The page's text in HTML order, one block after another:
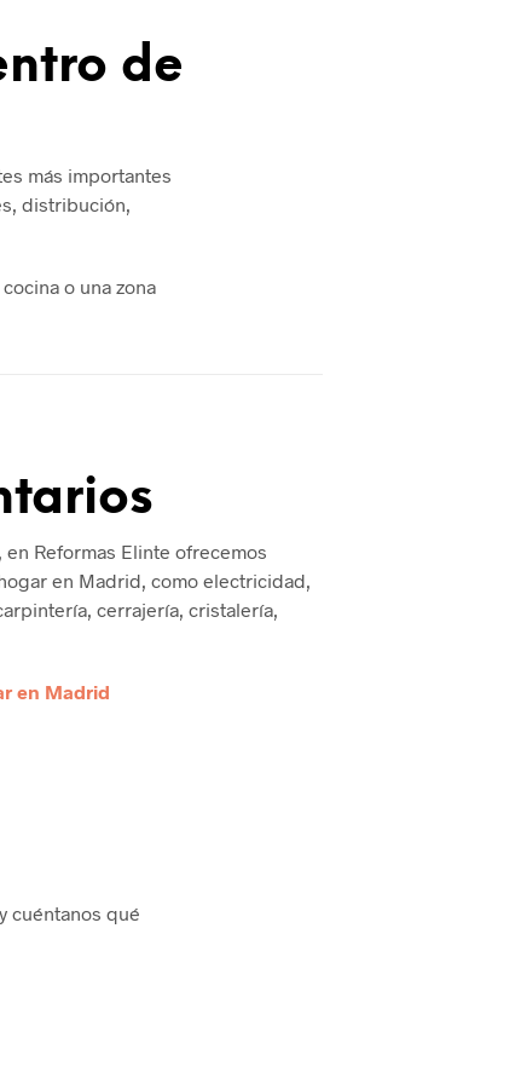
de
más importantes
distribución,
o una zona
Reformas Elinte ofrecemos
en Madrid, como electricidad,
cerrajería, cristalería,
en Madrid
cuéntanos qué